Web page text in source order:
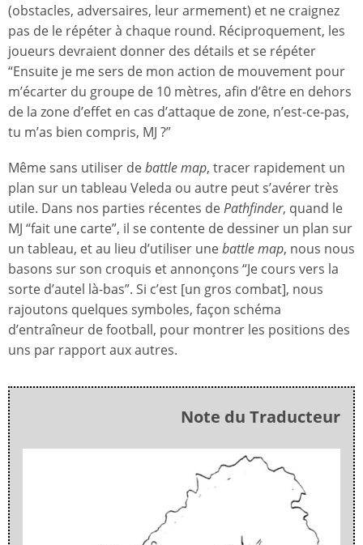
(obstacles, adversaires, leur armement) et ne craignez
pas de le répéter à chaque round. Réciproquement, les
joueurs devraient donner des détails et se répéter
“Ensuite je me sers de mon action de mouvement pour
m’écarter du groupe de 10 mètres, afin d’être en dehors
de la zone d’effet en cas d’attaque de zone, n’est-ce-pas,
tu m’as bien compris, MJ ?”
Même sans utiliser debattle map, tracer rapidement un
plan sur un tableau Veleda ou autre peut s’avérer très
utile. Dans nos parties récentes dePathfinder, quand le
MJ “fait une carte”, il se contente de dessiner un plan sur
un tableau, et au lieu d’utiliser unebattle map, nous nous
basons sur son croquis et annonçons “Je cours vers la
sorte d’autel là-bas”. Si c’est [un gros combat], nous
rajoutons quelques symboles, façon schéma
d’entraîneur de football, pour montrer les positions des
uns par rapport aux autres.
Note du Traducteur